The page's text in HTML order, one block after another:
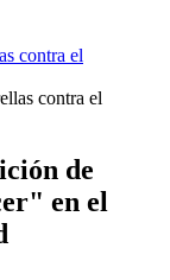
contra el
de
en el